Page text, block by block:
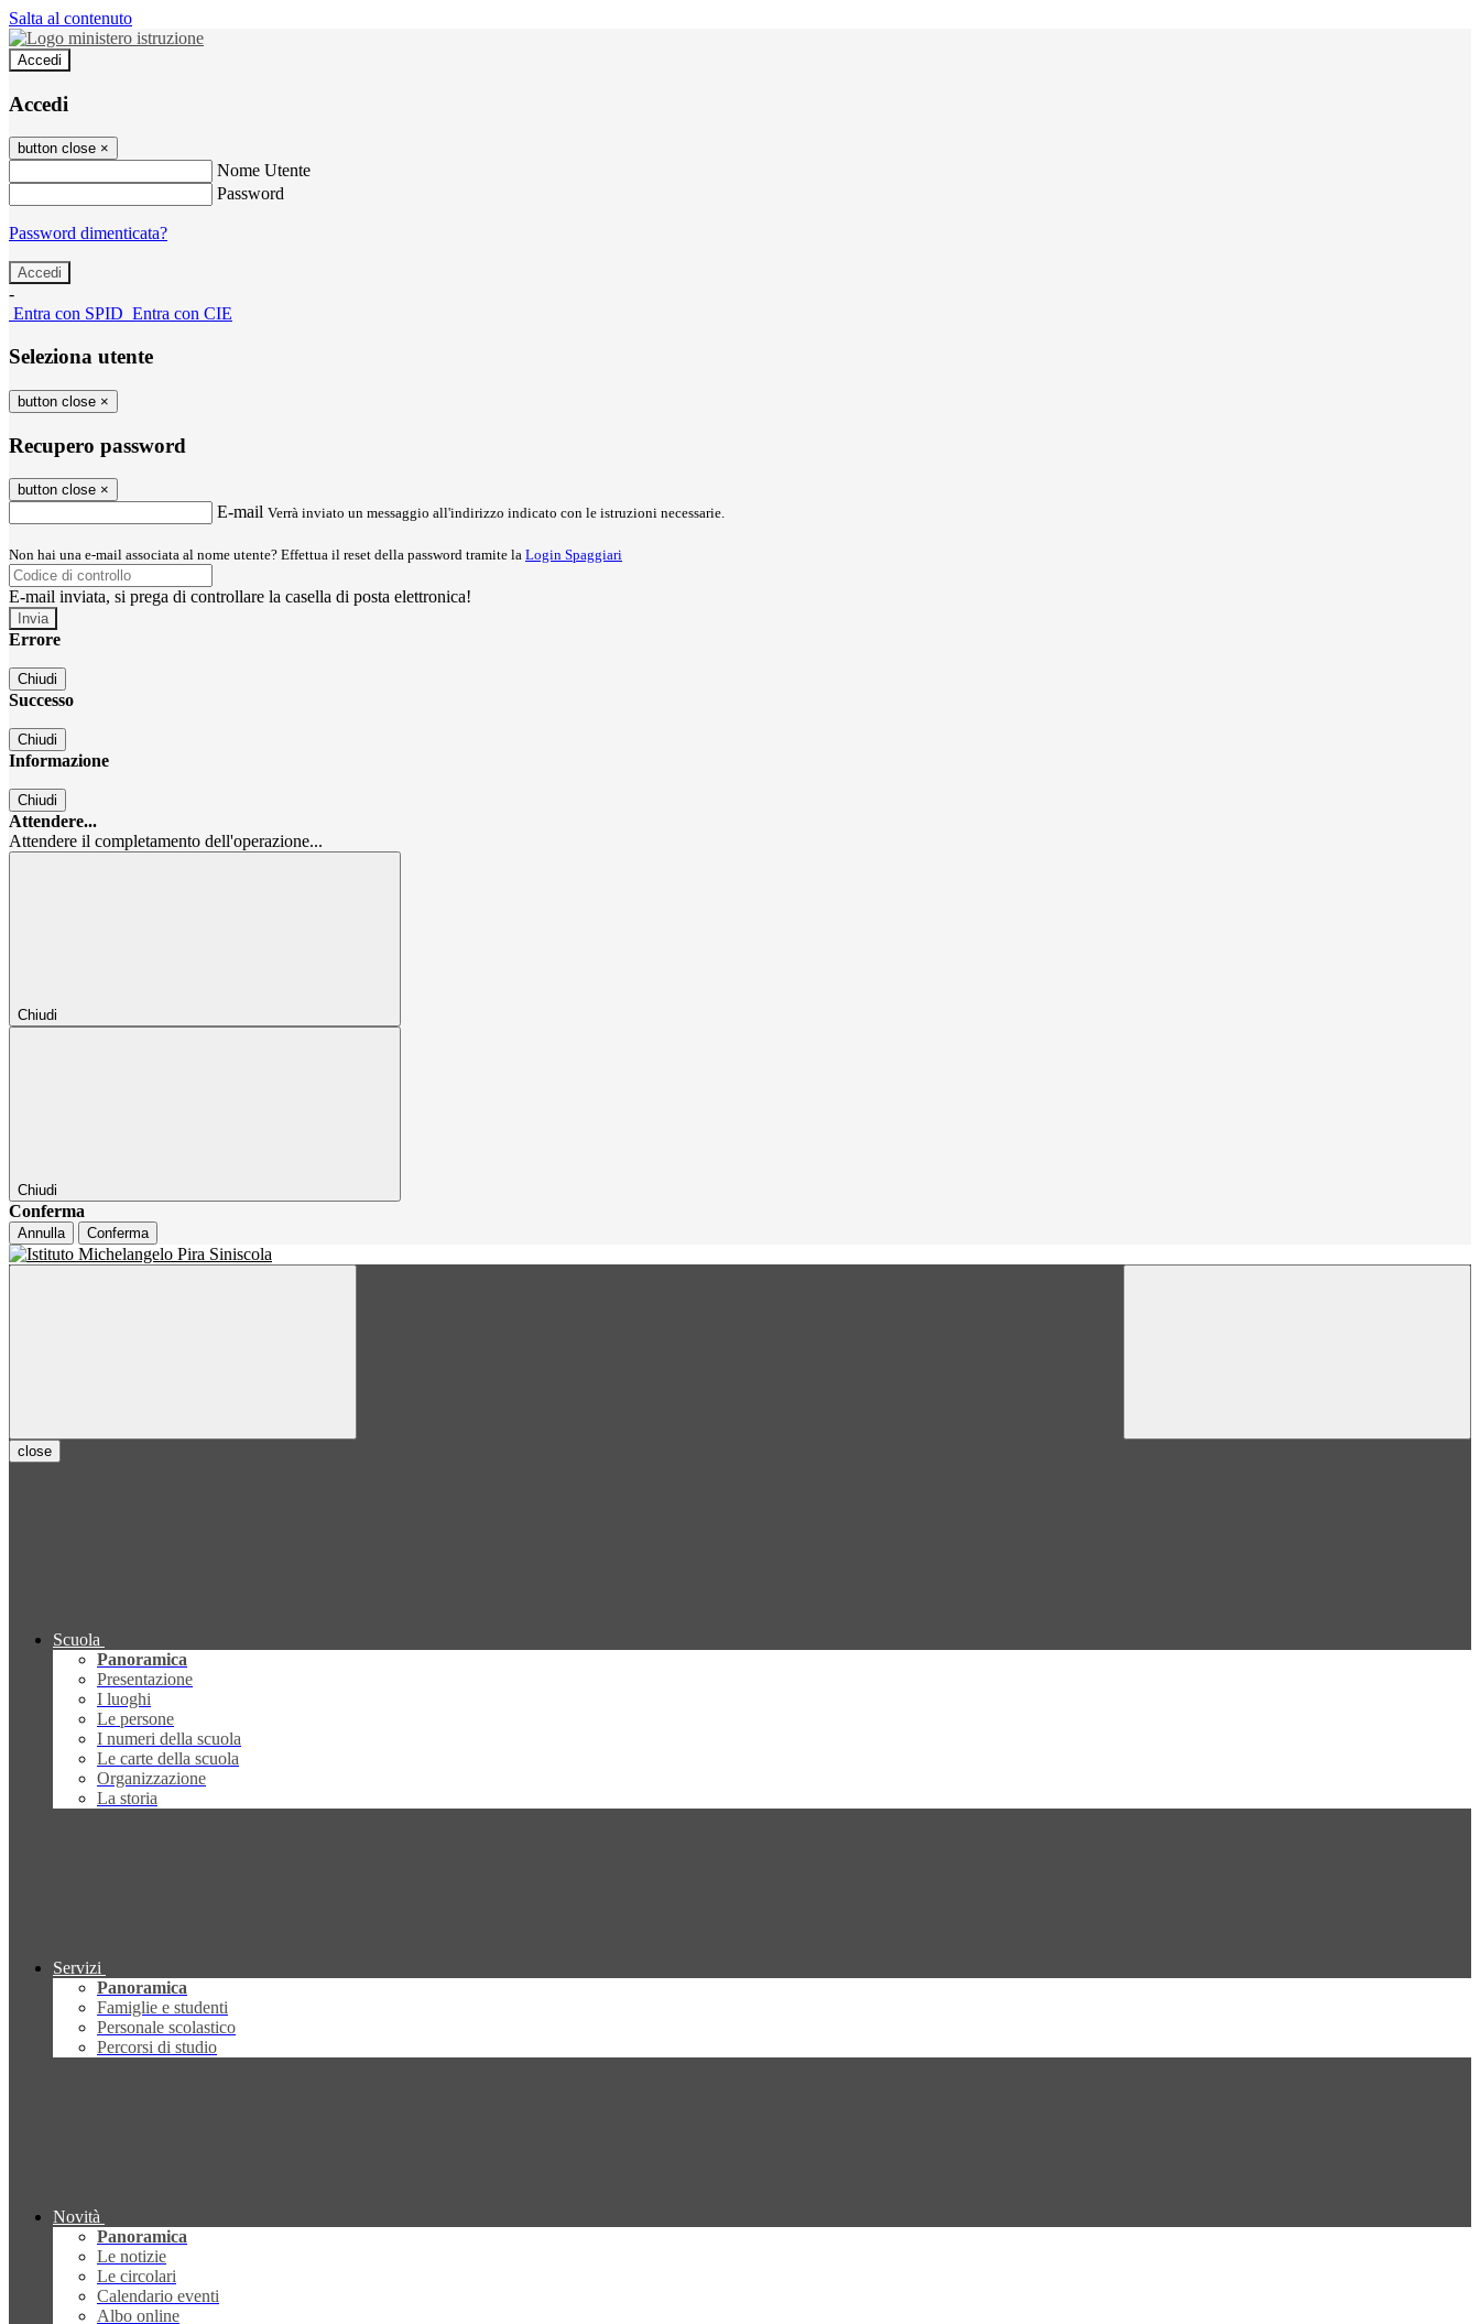
Salta al contenuto
Accedi
Accedi
button close ×
Nome Utente
Password
Password dimenticata?
-
Entra con SPID Entra con CIE
Seleziona utente
button close ×
Recupero password
button close ×
E-mail Verrà inviato un messaggio all'indirizzo indicato con le istruzioni necessarie.
Non hai una e-mail associata al nome utente? Effettua il reset della password tramite la Login Spaggiari
E-mail inviata, si prega di controllare la casella di posta elettronica!
Errore
Chiudi
Successo
Chiudi
Informazione
Chiudi
Attendere...
Attendere il completamento dell'operazione...
Chiudi
Chiudi
Conferma
Annulla Conferma
close
Scuola
Panoramica
Presentazione
I luoghi
Le persone
I numeri della scuola
Le carte della scuola
Organizzazione
La storia
Servizi
Panoramica
Famiglie e studenti
Personale scolastico
Percorsi di studio
Novità
Panoramica
Le notizie
Le circolari
Calendario eventi
Albo online